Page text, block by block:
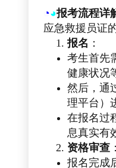
◔◕报考流程详
应急救援员证
报名 ：
考生首先
健康状况
然后，通
理平台）
在报名过
息真实有
资格审查：
报名完成